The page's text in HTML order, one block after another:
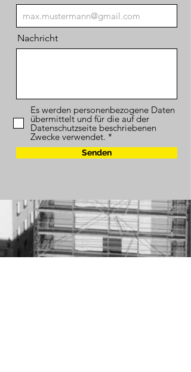
Nachricht
Es werden personenbezogene Daten
übermittelt und für die auf der
Datenschutzseite beschriebenen
Zwecke verwendet. *
Senden